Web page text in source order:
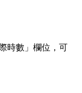
時數」欄位，可